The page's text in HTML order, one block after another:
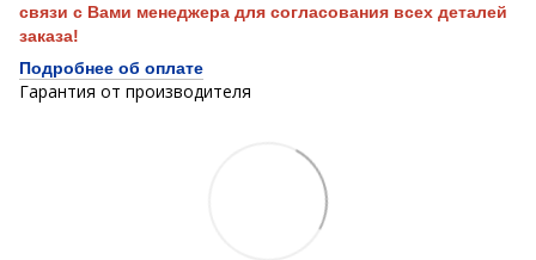
связи с Вами менеджера для согласования всех деталей
заказа!
Подробнее об оплате
Гарантия от производителя